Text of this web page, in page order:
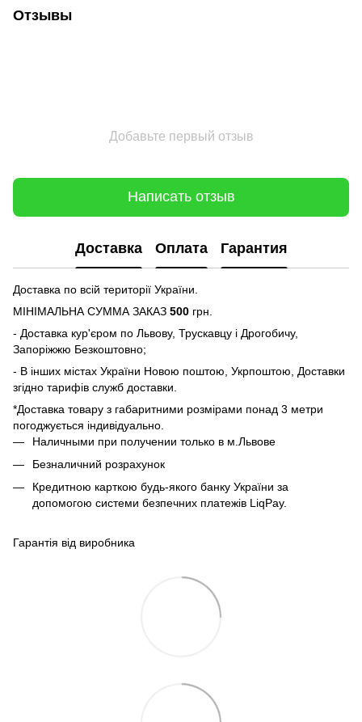
Отзывы
Добавьте первый отзыв
Написать отзыв
Доставка Оплата Гарантия
Доставка по всій території України.
МІНІМАЛЬНА СУММА ЗАКАЗ 500 грн.
- Доставка кур'єром по Львову, Трускавцу і Дрогобичу,
Запоріжжю Безкоштовно;
- В інших містах України Новою поштою, Укрпоштою, Доставки
згідно тарифів служб доставки.
*Доставка товару з габаритними розмірами понад 3 метри
погоджується індивідуально.
Наличными при получении только в м.Львове
Безналичний розрахунок
Кредитною карткою будь-якого банку України за
допомогою системи безпечних платежів LiqPay.
Гарантія від виробника